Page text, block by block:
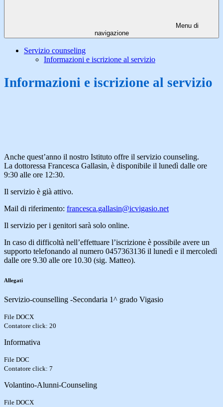
Menu di
navigazione
Servizio counseling
Informazioni e iscrizione al servizio
Informazioni e iscrizione al servizio
Anche quest’anno il nostro Istituto offre il servizio counseling.
La dottoressa Francesca Gallasin, è disponibile il lunedì dalle ore
9:30 alle ore 12:30.
Il servizio è già attivo.
Mail di riferimento: francesca.gallasin@icvigasio.net
Il servizio per i genitori sarà solo online.
In caso di difficoltà nell’effettuare l’iscrizione è possibile avere un
supporto telefonando al numero 0457363136 il lunedì e il mercoledì
dalle ore 9.30 alle ore 10.30 (sig. Matteo).
Allegati
Servizio-counselling -Secondaria 1^ grado Vigasio
File DOCX
Contatore click: 20
Informativa
File DOC
Contatore click: 7
Volantino-Alunni-Counseling
File DOCX